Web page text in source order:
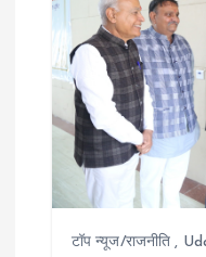
g
a
टॉप न्यूज/राजनीति ,